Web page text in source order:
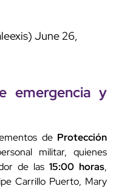
June 26,
emergencia y
de Protección
militar, quienes
de las 15:00 horas,
Carrillo Puerto, Mary